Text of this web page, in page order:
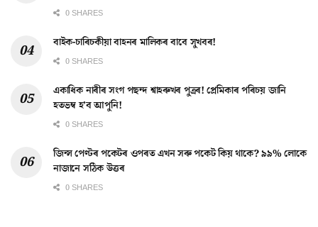
0 SHARES
বাইক-চাৰিচকীয়া বাহনৰ মালিকৰ বাবে সুখবৰ!
0 SHARES
একাধিক নাৰীৰ সংগ পছন্দ শ্বাহৰুখৰ পুত্ৰৰ! প্ৰেমিকাৰ পৰিচয় জানি
হতভম্ব হ’ব আপুনি!
0 SHARES
জিন্স পেণ্টৰ পকেটৰ ওপৰত এখন সৰু পকেট কিয় থাকে? ৯৯% লোকে
নাজানে সঠিক উত্তৰ
0 SHARES